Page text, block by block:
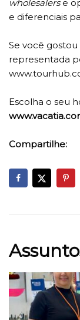
wholesalerse
e diferenciais
Se você
representada
Escolha o seu
Compartilhe: